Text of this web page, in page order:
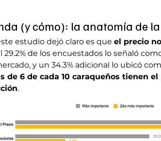
(y cómo): la anatomía de
estudio dejó claro es que el precio
29.2% de los encuestados lo señaló
y un 34.3% adicional lo ubicó
de 6 de cada 10 caraqueños tienen
.